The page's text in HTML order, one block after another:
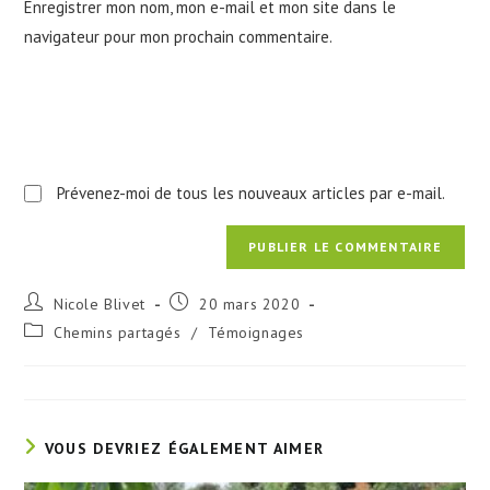
site
(facultatif)
Enregistrer mon nom, mon e-mail et mon site dans le
navigateur pour mon prochain commentaire.
Prévenez-moi de tous les nouveaux articles par e-mail.
Auteur/autrice
de
la
Nicole Blivet
Publication
20 mars 2020
Post Chemins partagés / Témoignages
VOUS DEVRIEZ ÉGALEMENT AIMER